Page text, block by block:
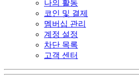
나의 활동
코인 및 결제
멤버십 관리
계정 설정
차단 목록
고객 센터